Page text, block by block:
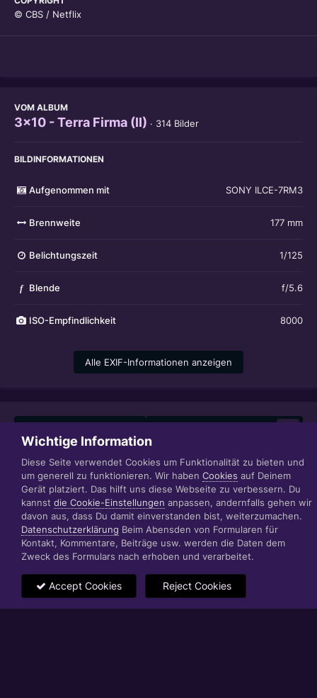
© CBS / Netflix
VOM ALBUM
3x10 - Terra Firma (II) · 314 Bilder
BILDINFORMATIONEN
Aufgenommen mit SONY ILCE-7RM3
Brennweite 177 mm
Belichtungszeit 1/125
f Blende f/5.6
ISO-Empfindlichkeit 8000
Alle EXIF-Informationen anzeigen
Datenschutzerklärung Impressum
© 1999 - 2022 RÄBIGER IT|WEB|VIDEO|CONSULTING
www.raebiger.pro
Powered by Invision Community
Wichtige Information
Diese Seite verwendet Cookies um Funktionalität zu bieten und
um generell zu funktionieren. Wir haben Cookies auf Deinem
Gerät platziert. Das hilft uns diese Webseite zu verbessern. Du
kannst die Cookie-Einstellungen anpassen, andernfalls gehen wir
davon aus, dass Du damit einverstanden bist, weiterzumachen.
Datenschutzerklärung Beim Abensden von Formularen für
Kontakt, Kommentare, Beiträge usw. werden die Daten dem
Zweck des Formulars nach erhoben und verarbeitet.
Accept Cookies Reject Cookies